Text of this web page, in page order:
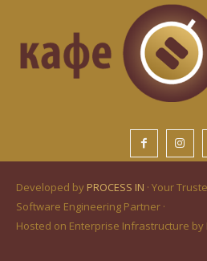
Developed by PROCESS IN · Your
Software Engineering Partner ·
Hosted on Enterprise Infrastructure by